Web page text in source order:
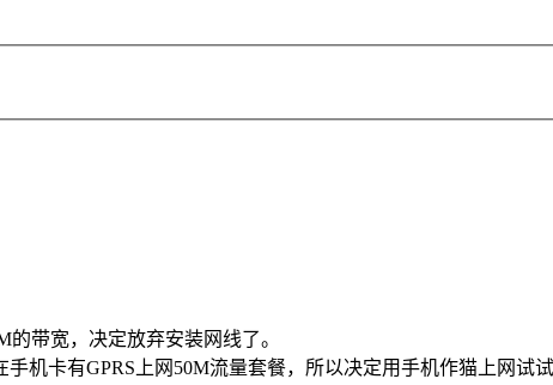
带宽，决定放弃安装网线了。
机卡有GPRS上网50M流量套餐，所以决定用手机作猫上网试